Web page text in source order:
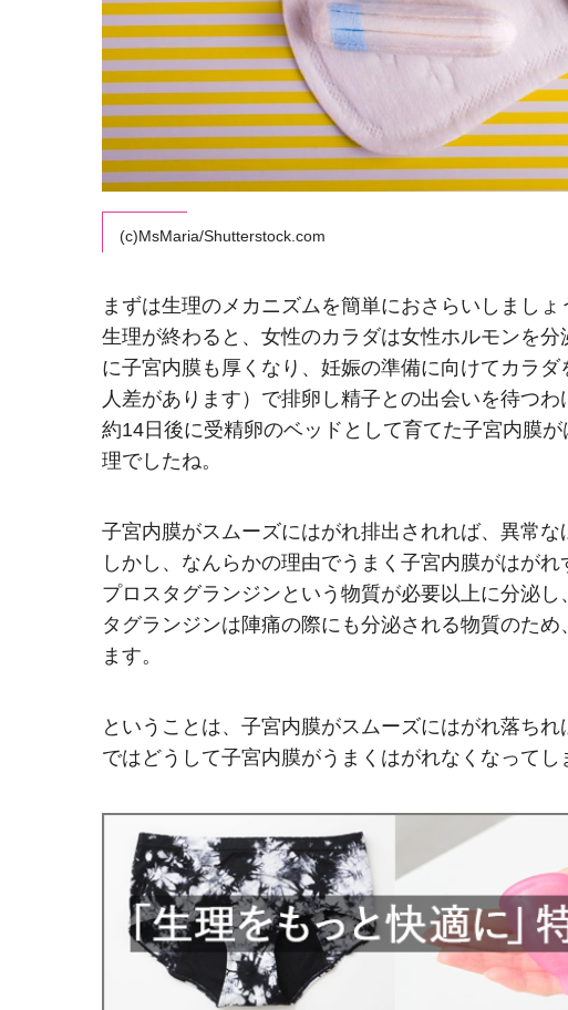
(c)MsMaria/Shutterstock.com
まずは生理のメカニズムを簡単におさらいしましょ
生理が終わると、女性のカラダは女性ホルモンを
に子宮内膜も厚くなり、妊娠の準備に向けてカラ
人差があります）で排卵し精子との出会いを待つ
約14日後に受精卵のベッドとして育てた子宮内膜
理でしたね。
子宮内膜がスムーズにはがれ排出されれば、異常な
しかし、なんらかの理由でうまく子宮内膜がはが
プロスタグランジンという物質が必要以上に分泌
タグランジンは陣痛の際にも分泌される物質のた
ます。
ということは、子宮内膜がスムーズにはがれ落ちれ
ではどうして子宮内膜がうまくはがれなくなってし